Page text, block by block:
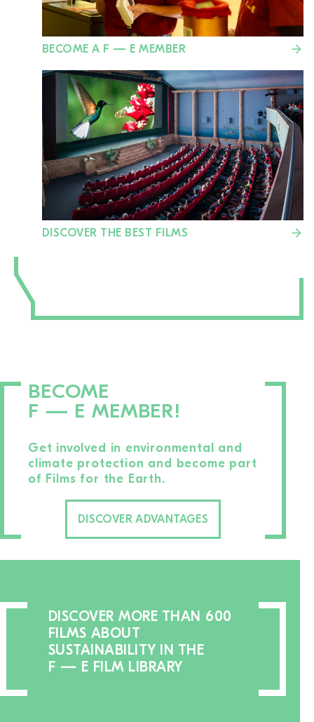
BECOME A F — E MEMBER
DISCOVER THE BEST FILMS
BECOME
F — E MEMBER!
Get involved in environmental and
climate protection and become part
of Films for the Earth.
DISCOVER ADVANTAGES
DISCOVER MORE THAN 600
FILMS ABOUT
SUSTAINABILITY IN THE
F — E FILM LIBRARY